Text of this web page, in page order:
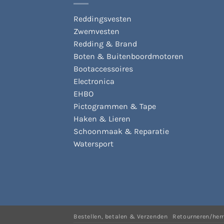
Reddingsvesten
Zwemvesten
Redding & Brand
Boten & Buitenboordmotoren
Bootaccessoires
Electronica
EHBO
Pictogrammen & Tape
Haken & Lieren
Schoonmaak & Reparatie
Watersport
Bestellen, betalen & Verzenden Retourneren/